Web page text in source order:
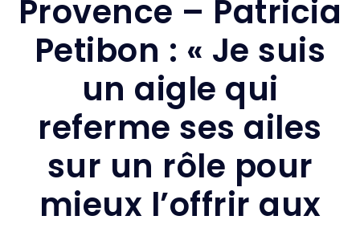
Provence – Patricia
Petibon : « Je suis
un aigle qui
referme ses ailes
sur un rôle pour
mieux l’offrir aux